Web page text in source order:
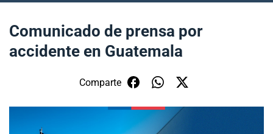
Ministerio
Política Exterior
Embajadas y consulados
Comunicado de prensa por
accidente en Guatemala
Comparte